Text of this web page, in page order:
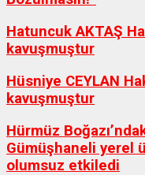
Hatuncuk AKTAŞ
kavuşmuştur
Hüsniye CEYLAN
kavuşmuştur
Hürmüz
Gümüşhaneli yerel
olumsuz etkiledi